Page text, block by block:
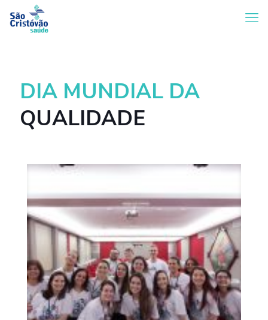
DIA MUNDIAL DA
QUALIDADE